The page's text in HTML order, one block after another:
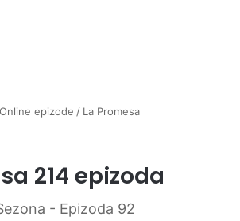
Online epizode / La Promesa
214 epizoda
- Epizoda 92